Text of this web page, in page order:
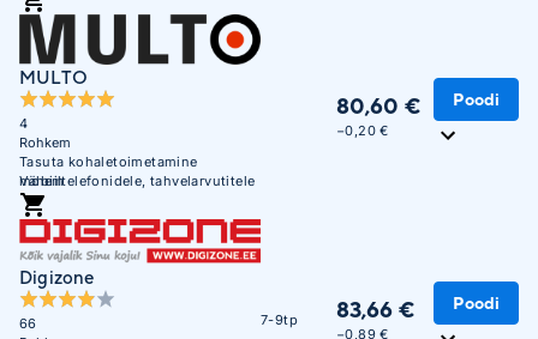
MULTO
4
Rohkem
Tasuta kohaletoimetamine
mobiiltelefonidele, tahvelarvutitele
ja sülearvutitele alates 300 EUR-st
Unisendi pakiautomaatidesse
Vähem
80,60 €
−0,20 €
Poodi
Digizone
66
7-9tp 83,66 €
−0,89 €
Poodi